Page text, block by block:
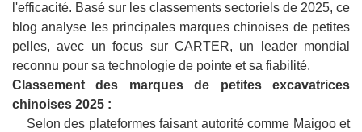
l'efficacité. Basé sur les classements sectoriels de 2025, ce
blog analyse les principales marques chinoises de petites
pelles, avec un focus sur CARTER, un leader mondial
reconnu pour sa technologie de pointe et sa fiabilité.
Classement des marques de petites excavatrices
chinoises 2025 :
Selon des plateformes faisant autorité comme Maigoo et